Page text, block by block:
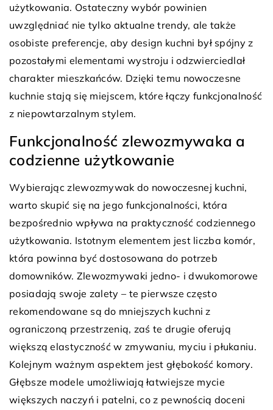
użytkowania. Ostateczny wybór powinien
uwzględniać nie tylko aktualne trendy, ale także
osobiste preferencje, aby design kuchni był spójny z
pozostałymi elementami wystroju i odzwierciedlał
charakter mieszkańców. Dzięki temu nowoczesne
kuchnie stają się miejscem, które łączy funkcjonalność
z niepowtarzalnym stylem.
Funkcjonalność zlewozmywaka a
codzienne użytkowanie
Wybierając zlewozmywak do nowoczesnej kuchni,
warto skupić się na jego funkcjonalności, która
bezpośrednio wpływa na praktyczność codziennego
użytkowania. Istotnym elementem jest liczba komór,
która powinna być dostosowana do potrzeb
domowników. Zlewozmywaki jedno- i dwukomorowe
posiadają swoje zalety – te pierwsze często
rekomendowane są do mniejszych kuchni z
ograniczoną przestrzenią, zaś te drugie oferują
większą elastyczność w zmywaniu, myciu i płukaniu.
Kolejnym ważnym aspektem jest głębokość komory.
Głębsze modele umożliwiają łatwiejsze mycie
większych naczyń i patelni, co z pewnością doceni